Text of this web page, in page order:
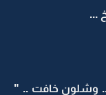
...
وشلون خافت .. "